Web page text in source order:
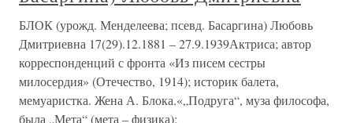
БЛОК (урожд. Менделеева; псевд. Басаргина) Любовь
Дмитриевна 17(29).12.1881 – 27.9.1939Актриса; автор
корреспонденций с фронта «Из писем сестры
милосердия» (Отечество, 1914); историк балета,
мемуаристка. Жена А. Блока.«„Подруга“, муза философа,
была „Мета“ (мета – физика);